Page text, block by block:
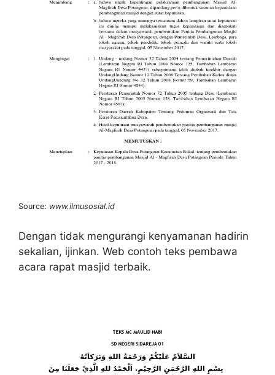
Source: www.ilmusosial.id
Dengan tidak mengurangi kenyamanan hadirin
sekalian, ijinkan. Web contoh teks pembawa
acara rapat masjid terbaik.